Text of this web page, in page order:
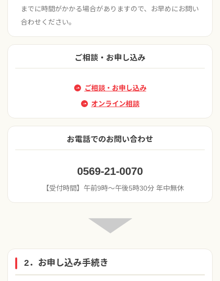
までに時間がかかる場合がありますので、お早めにお問い
合わせください。
ご相談・お申し込み
ご相談・お申し込み
オンライン相談
お電話でのお問い合わせ
0569-21-0070
【受付時間】午前9時〜午後5時30分 年中無休
2．お申し込み手続き